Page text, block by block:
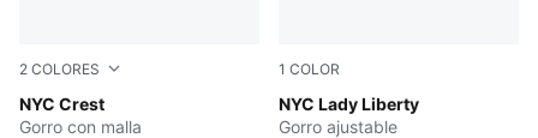
2 COLORES
NYC Crest
BLACK
Gorro con malla
1 COLOR
NYC Lady Liberty
MEDIUM GREY
Gorro ajustable